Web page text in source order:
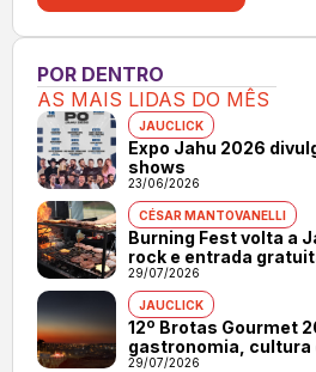
POR DENTRO
AS MAIS LIDAS DO MÊS
JAUCLICK
Expo Jahu 2026
shows
23/06/2026
CÉSAR MANTOVANELLI
Burning Fest volta a
rock e entrada
29/07/2026
JAUCLICK
12º Brotas Gourmet
gastronomia, cultura
29/07/2026